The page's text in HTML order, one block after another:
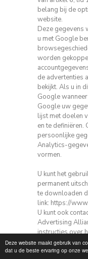
Deze website maakt gebruik van
dat u de beste ervaring op onze
belang bij de
website.
Deze gegevens
u met Google
worden
de advertenties
bekijkt. Als u in
Google
Google uw
lijst met doelen
en te definiëren.
persoonlijke
Analytics-
vormen.
U kunt het
permanent
te downloaden
link: https://
U kunt ook
Advertising
instructies over
cookies.
Tot slot, houd